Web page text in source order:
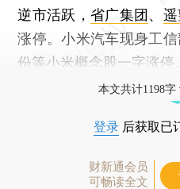
逆市活跃，省广集团、
涨停。小米汽车现身工信
份等小米概念股一字涨停。
本文共计1198
登录 后获取已
财新通会员
可畅读全文